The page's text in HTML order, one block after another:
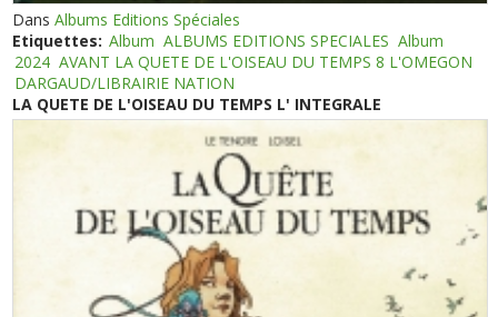
DansAlbums Editions Spéciales
Etiquettes: Album ALBUMS EDITIONS SPECIALES Album
2024 AVANT LA QUETE DE L'OISEAU DU TEMPS 8 L'OMEGON
DARGAUD/LIBRAIRIE NATION
LA QUETE DE L'OISEAU DU TEMPS L' INTEGRALE